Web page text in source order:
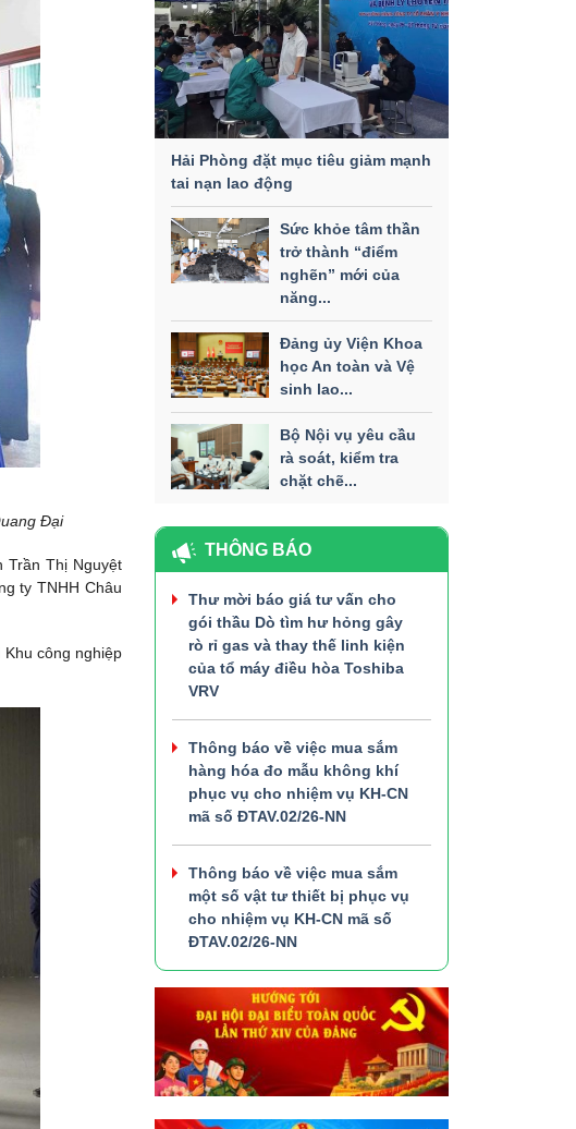
Đại
Trần Thị Nguyệt
ty TNHH Châu
công nghiệp
Hải Phòng đặt mục tiêu giảm mạnh
tai nạn lao động
Sức khỏe tâm thần
trở thành “điểm
nghẽn” mới của
năng...
Đảng ủy Viện Khoa
học An toàn và Vệ
sinh lao...
Bộ Nội vụ yêu cầu
rà soát, kiểm tra
chặt chẽ...
THÔNG BÁO
Thư mời báo giá tư vấn cho
gói thầu Dò tìm hư hỏng gây
rò rỉ gas và thay thế linh kiện
của tổ máy điều hòa Toshiba
VRV
Thông báo về việc mua sắm
hàng hóa đo mẫu không khí
phục vụ cho nhiệm vụ KH-CN
mã số ĐTAV.02/26-NN
Thông báo về việc mua sắm
một số vật tư thiết bị phục vụ
cho nhiệm vụ KH-CN mã số
ĐTAV.02/26-NN